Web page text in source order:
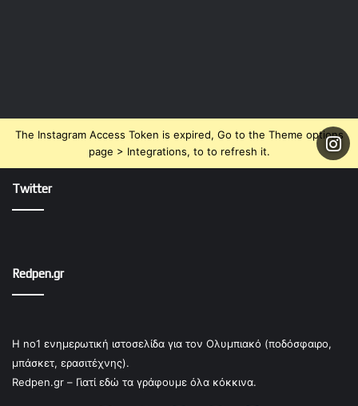
The Instagram Access Token is expired, Go to the Theme options
page > Integrations, to to refresh it.
Twitter
Redpen.gr
Η no1 ενημερωτική ιστοσελίδα για τον Ολυμπιακό (ποδόσφαιρο,
μπάσκετ, ερασιτέχνης).
Redpen.gr – Γιατί εδώ τα γράφουμε όλα κόκκινα.